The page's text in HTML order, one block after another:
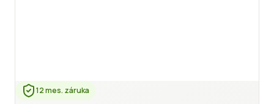
12 mes. záruka